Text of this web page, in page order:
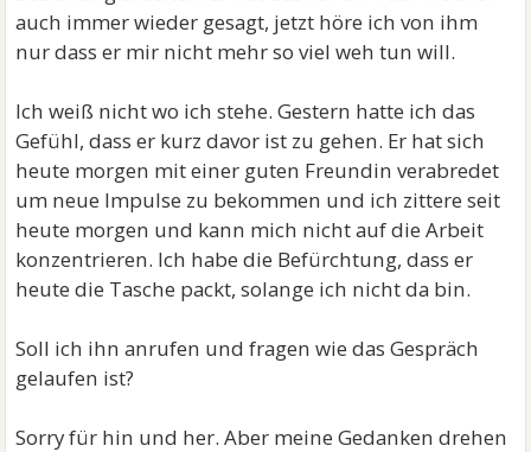
auch immer wieder gesagt, jetzt höre ich von ihm
nur dass er mir nicht mehr so viel weh tun will.
Ich weiß nicht wo ich stehe. Gestern hatte ich das
Gefühl, dass er kurz davor ist zu gehen. Er hat sich
heute morgen mit einer guten Freundin verabredet
um neue Impulse zu bekommen und ich zittere seit
heute morgen und kann mich nicht auf die Arbeit
konzentrieren. Ich habe die Befürchtung, dass er
heute die Tasche packt, solange ich nicht da bin.
Soll ich ihn anrufen und fragen wie das Gespräch
gelaufen ist?
Sorry für hin und her. Aber meine Gedanken drehen